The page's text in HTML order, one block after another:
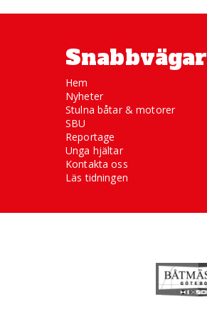
Snabbvägar
Hem
Nyheter
Stulna båtar & motorer
SBU
Reportage
Unga hjältar
Kontakta oss
Läs tidningen